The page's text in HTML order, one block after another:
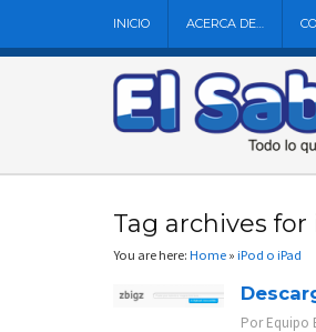
INICIO ACERCA DE…
Tag archives for
You are here: Home » iPod o iPad
PorEquipo